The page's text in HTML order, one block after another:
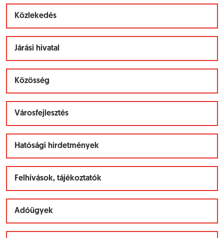
Közlekedés
Járási hivatal
Közösség
Városfejlesztés
Hatósági hirdetmények
Felhívások, tájékoztatók
Adóügyek